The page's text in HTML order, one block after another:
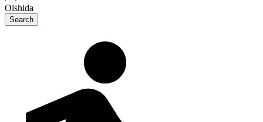
Oishida
Search